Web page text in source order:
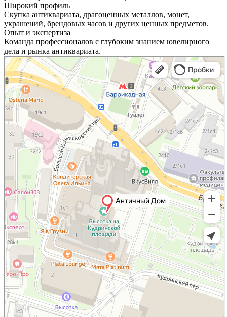
Широкий профиль
Скупка антиквариата, драгоценных металлов, монет,
украшений, брендовых часов и других ценных предметов.
Опыт и экспертиза
Команда профессионалов с глубоким знанием ювелирного
дела и рынка антиквариата.